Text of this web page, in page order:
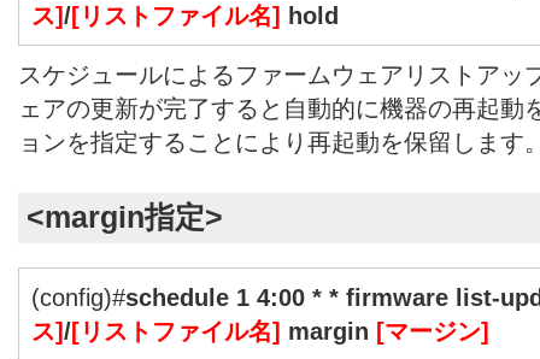
ス]/[リストファイル名] hold
スケジュールによるファームウェアリストアッ
ェアの更新が完了すると自動的に機器の再起動
ョンを指定することにより再起動を保留します
<margin指定>
(config)#schedule 1 4:00 * * firmware list-
ス]/[リストファイル名] margin [マージン]